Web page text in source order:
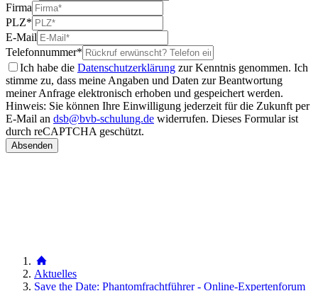
Firma
PLZ*
E-Mail
Telefonnummer*
Ich habe die Datenschutzerklärung zur Kenntnis genommen. Ich
stimme zu, dass meine Angaben und Daten zur Beantwortung
meiner Anfrage elektronisch erhoben und gespeichert werden.
Hinweis: Sie können Ihre Einwilligung jederzeit für die Zukunft per
E-Mail an dsb@bvb-schulung.de widerrufen. Dieses Formular ist
durch reCAPTCHA geschützt.
Aktuelles
Save the Date: Phantomfrachtführer - Online-Expertenforum